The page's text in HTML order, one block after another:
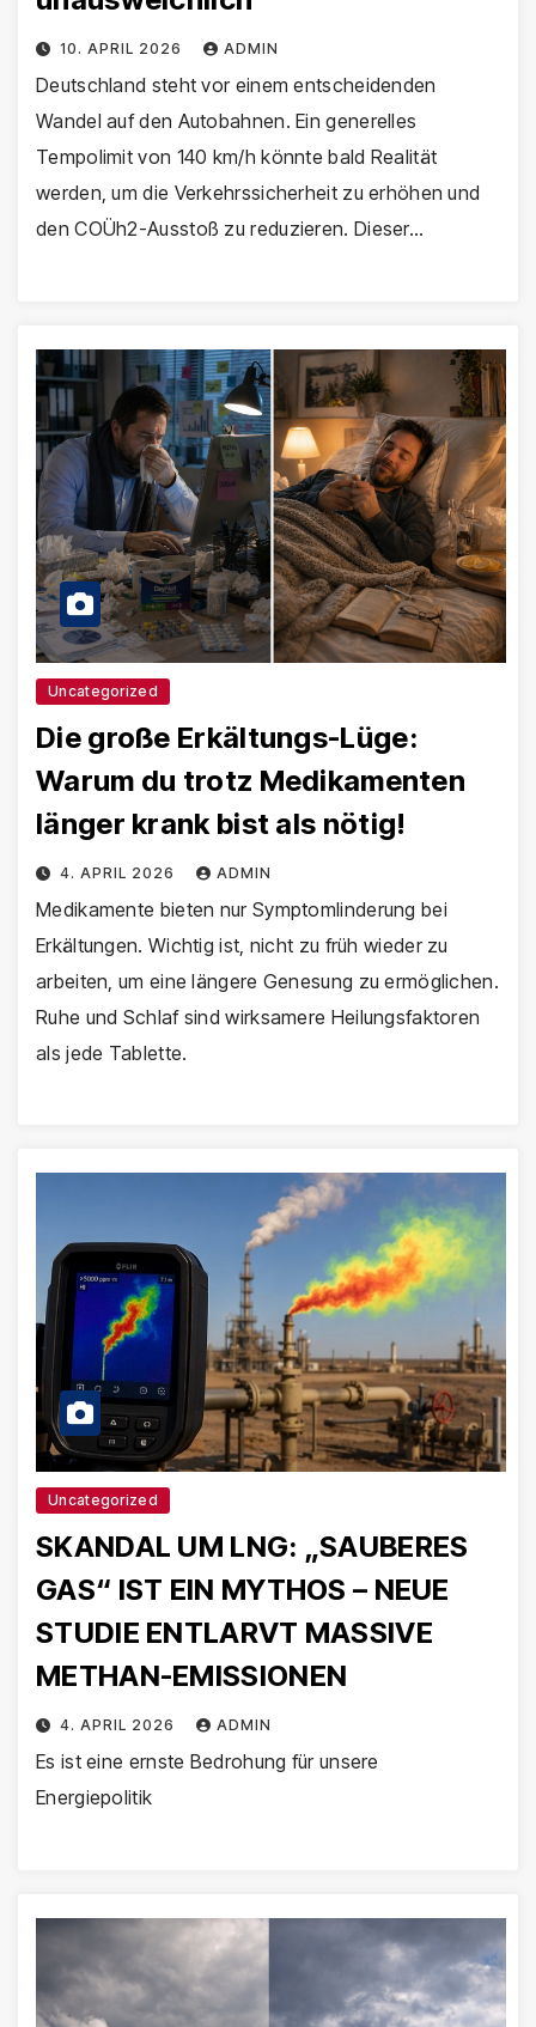
10. APRIL 2026 ADMIN
Deutschland steht vor einem entscheidenden
Wandel auf den Autobahnen. Ein generelles
Tempolimit von 140 km/h könnte bald Realität
werden, um die Verkehrssicherheit zu erhöhen und
den COÜh2-Ausstoß zu reduzieren. Dieser…
Uncategorized
Die große Erkältungs-Lüge:
Warum du trotz Medikamenten
länger krank bist als nötig!
4. APRIL 2026 ADMIN
Medikamente bieten nur Symptomlinderung bei
Erkältungen. Wichtig ist, nicht zu früh wieder zu
arbeiten, um eine längere Genesung zu ermöglichen.
Ruhe und Schlaf sind wirksamere Heilungsfaktoren
als jede Tablette.
Uncategorized
SKANDAL UM LNG: „SAUBERES
GAS“ IST EIN MYTHOS – NEUE
STUDIE ENTLARVT MASSIVE
METHAN-EMISSIONEN
4. APRIL 2026 ADMIN
Es ist eine ernste Bedrohung für unsere
Energiepolitik